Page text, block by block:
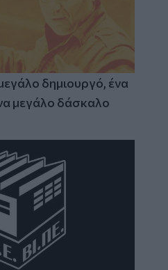
δημιουργό, ένα
μεγάλο δάσκαλο